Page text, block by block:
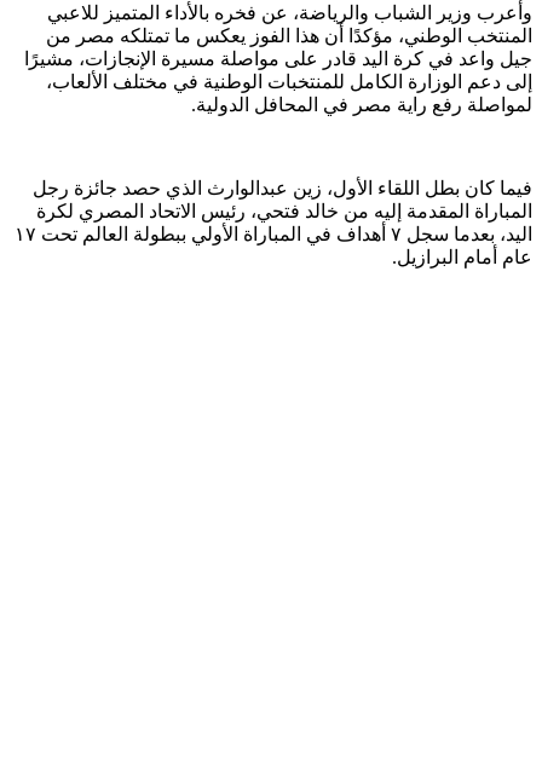
وأعرب وزير الشباب والرياضة، عن فخره بالأداء المتميز للاعبي
المنتخب الوطني، مؤكدًا أن هذا الفوز يعكس ما تمتلكه مصر من
جيل واعد في كرة اليد قادر على مواصلة مسيرة الإنجازات، مشيرًا
إلى دعم الوزارة الكامل للمنتخبات الوطنية في مختلف الألعاب،
لمواصلة رفع راية مصر في المحافل الدولية.
فيما كان بطل اللقاء الأول، زين عبدالوارث الذي حصد جائزة رجل
المباراة المقدمة إليه من خالد فتحي، رئيس الاتحاد المصري لكرة
اليد⁩، بعدما سجل ٧ أهداف في المباراة الأولي ببطولة العالم تحت ١٧
عام أمام البرازيل.